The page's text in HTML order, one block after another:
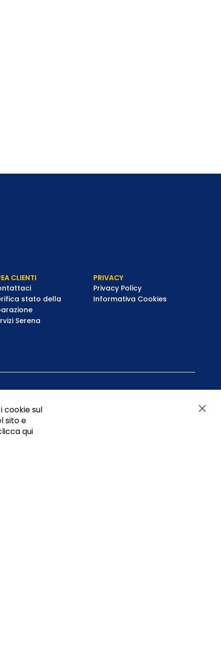
CLIENTI
stato della
Serena
PRIVACY
Privacy Policy
Informativa Cookies
- P.I. 01465221214, iscritta alla C.C.I.A.A.
cookie sul
sito e
qui